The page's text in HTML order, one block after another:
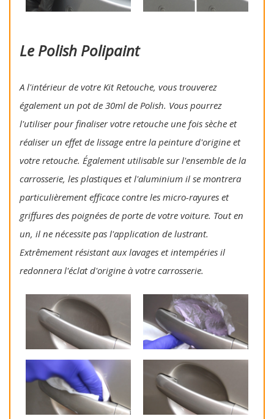
Le Polish Polipaint
A l'intérieur de votre Kit Retouche, vous trouverez
également un pot de 30ml de Polish. Vous pourrez
l'utiliser pour finaliser votre retouche une fois sèche et
réaliser un effet de lissage entre la peinture d'origine et
votre retouche. Également utilisable sur l'ensemble de la
carrosserie, les plastiques et l'aluminium il se montrera
particulièrement efficace contre les micro-rayures et
griffures des poignées de porte de votre voiture. Tout en
un, il ne nécessite pas l'application de lustrant.
Extrêmement résistant aux lavages et intempéries il
redonnera l'éclat d'origine à votre carrosserie.